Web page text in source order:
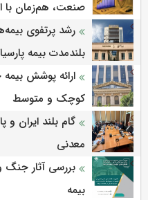
صنعت، هم‌زمان با
رشد پرتفوی
بلندمدت بیمه
ارائه پوشش
کوچک و متوسط
گام بلند ایران
معدنی
بررسی آثار
بیمه